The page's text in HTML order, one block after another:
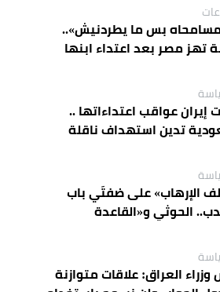
مسامحاه بس ما يطردنيش»..
تهز مصر بعد اعتداء ابنها
إيران عواقب اعتداءاتها ..
تدين استهداف ناقلة
الإرهاب» على ضفتَي باب
الحوثي و«القاعدة
العراق: علاقات متوازنة